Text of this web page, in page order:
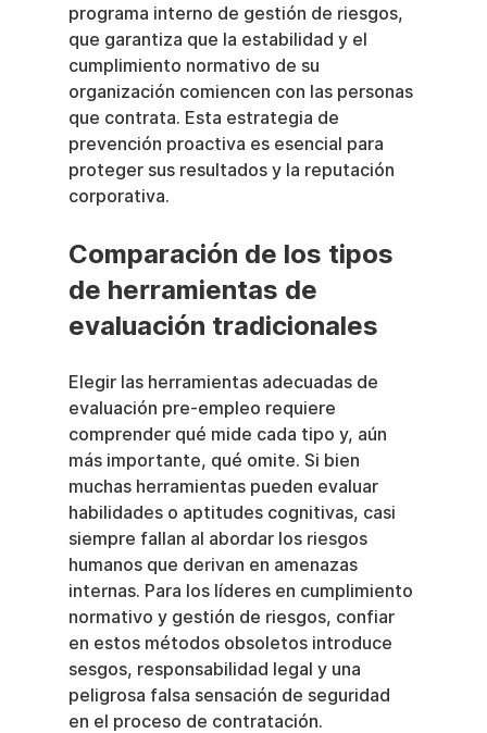
programa interno de gestión de riesgos,
que garantiza que la estabilidad y el
cumplimiento normativo de su
organización comiencen con las personas
que contrata. Esta estrategia de
prevención proactiva es esencial para
proteger sus resultados y la reputación
corporativa.
Comparación de los tipos
de herramientas de
evaluación tradicionales
Elegir las herramientas adecuadas de
evaluación pre-empleo requiere
comprender qué mide cada tipo y, aún
más importante, qué omite. Si bien
muchas herramientas pueden evaluar
habilidades o aptitudes cognitivas, casi
siempre fallan al abordar los riesgos
humanos que derivan en amenazas
internas. Para los líderes en cumplimiento
normativo y gestión de riesgos, confiar
en estos métodos obsoletos introduce
sesgos, responsabilidad legal y una
peligrosa falsa sensación de seguridad
en el proceso de contratación.